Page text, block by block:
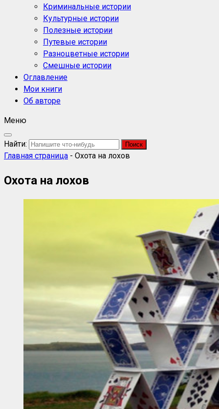
Криминальные истории
Культурные истории
Полезные истории
Путевые истории
Разноцветные истории
Смешные истории
Оглавление
Мои книги
Об авторе
Меню
Найти:
Главная страница - Охота на лохов
Охота на лохов